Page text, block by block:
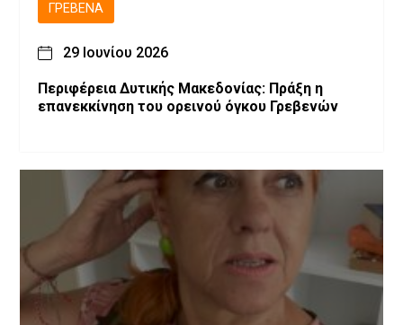
ΓΡΕΒΕΝΆ
29 Ιουνίου 2026
Περιφέρεια Δυτικής Μακεδονίας: Πράξη η
επανεκκίνηση του ορεινού όγκου Γρεβενών